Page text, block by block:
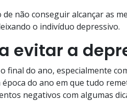
não conseguir alcançar as
o indivíduo depressivo.
evitar a
final do ano, especialmente
do ano em que tudo
negativos com algumas